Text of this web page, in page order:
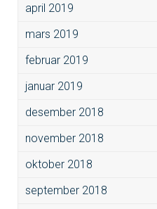
april 2019
mars 2019
februar 2019
januar 2019
desember 2018
november 2018
oktober 2018
september 2018